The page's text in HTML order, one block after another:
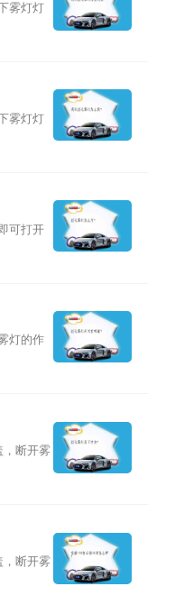
雾灯灯
雾灯灯
可打开
灯的作
，断开雾
，断开雾